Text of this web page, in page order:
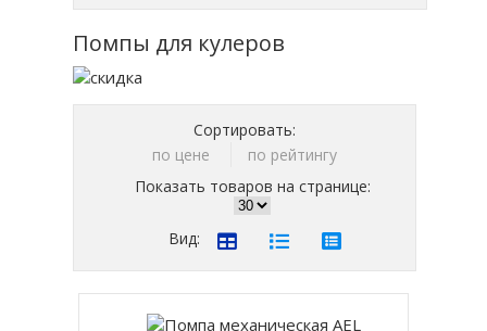
Помпы для кулеров
Сортировать:
по цене
по рейтингу
Показать товаров на странице:
Вид: